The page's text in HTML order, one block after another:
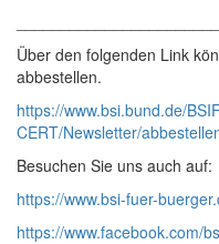
Über den folgenden Link
abbestellen.
https://www.bsi.bund.de/
CERT/Newsletter/
Besuchen Sie uns auch auf:
https://www.bsi-fuer-
https://www.facebook.com/